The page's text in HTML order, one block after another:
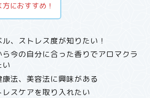
方におすすめ！
、ストレス度が知りたい！
今の自分に合った香りでアロマクラ
法、美容法に興味がある
スケアを取り入れたい